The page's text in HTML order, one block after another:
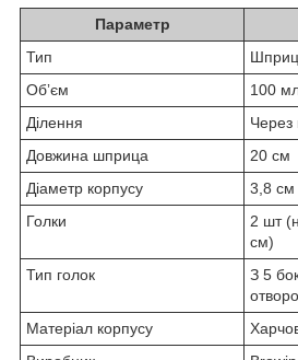
Параметр
Тип
Обʼєм
100
Ділення
Через
Довжина шприца
20 см
Діаметр корпусу
3,8 см
Голки
2 шт
см)
Тип голок
З 5
Матеріал корпусу